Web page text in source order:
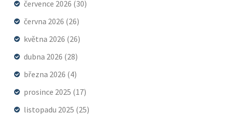
července 2026 (30)
června 2026 (26)
května 2026 (26)
dubna 2026 (28)
března 2026 (4)
prosince 2025 (17)
listopadu 2025 (25)